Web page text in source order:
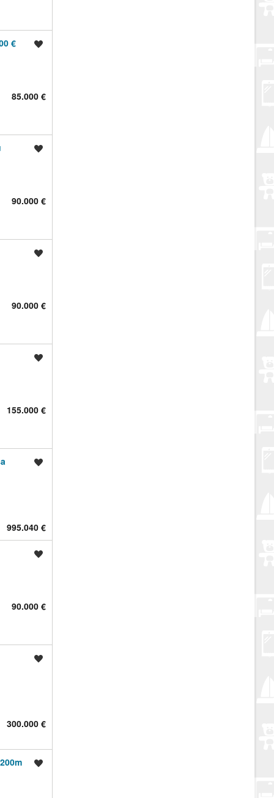
€
85.000 €
90.000 €
90.000 €
155.000 €
995.040 €
90.000 €
300.000 €